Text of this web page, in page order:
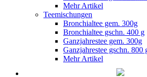
Mehr Artikel
Teemischungen
Bronchialtee gem. 300g
Bronchialtee gschn. 400 g
Ganzjahrestee gem. 300g
Ganzjahrestee gschn. 800
Mehr Artikel